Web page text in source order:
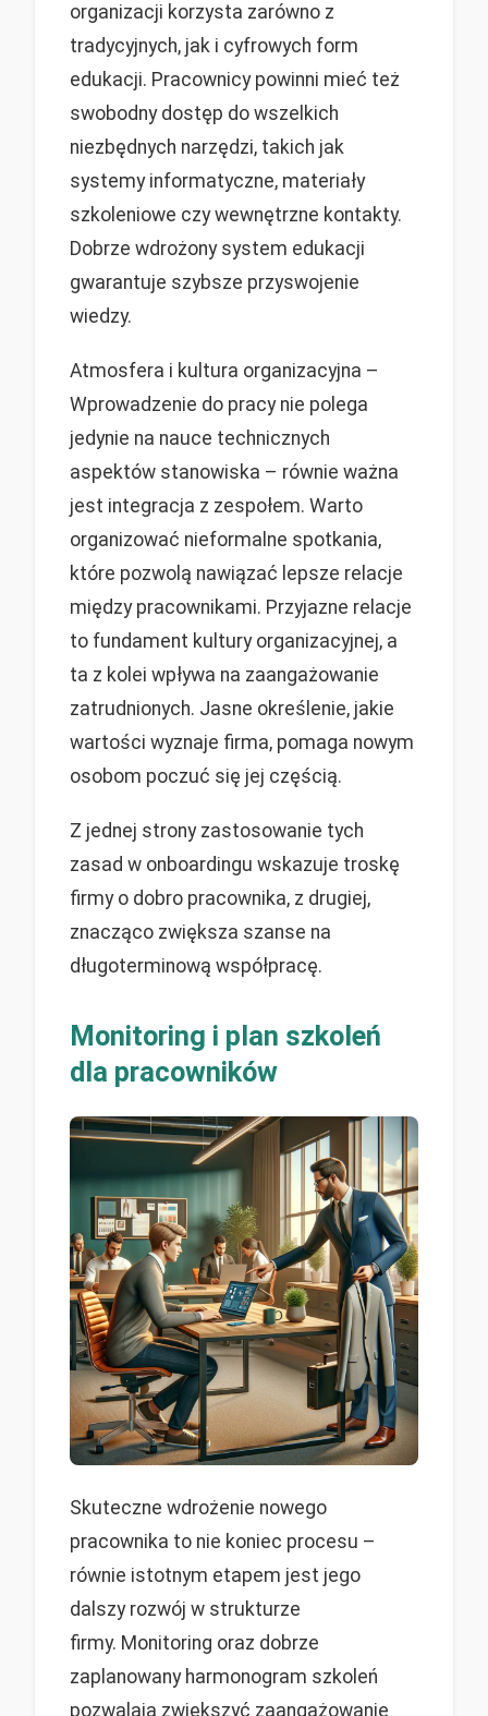
organizacji korzysta zarówno z
tradycyjnych, jak i cyfrowych form
edukacji. Pracownicy powinni mieć też
swobodny dostęp do wszelkich
niezbędnych narzędzi, takich jak
systemy informatyczne, materiały
szkoleniowe czy wewnętrzne kontakty.
Dobrze wdrożony system edukacji
gwarantuje szybsze przyswojenie
wiedzy.
Atmosfera i kultura organizacyjna –
Wprowadzenie do pracy nie polega
jedynie na nauce technicznych
aspektów stanowiska – równie ważna
jest integracja z zespołem. Warto
organizować nieformalne spotkania,
które pozwolą nawiązać lepsze relacje
między pracownikami. Przyjazne relacje
to fundament kultury organizacyjnej, a
ta z kolei wpływa na zaangażowanie
zatrudnionych. Jasne określenie, jakie
wartości wyznaje firma, pomaga nowym
osobom poczuć się jej częścią.
Z jednej strony zastosowanie tych
zasad w onboardingu wskazuje troskę
firmy o dobro pracownika, z drugiej,
znacząco zwiększa szanse na
długoterminową współpracę.
Monitoring i plan szkoleń
dla pracowników
Skuteczne wdrożenie nowego
pracownika to nie koniec procesu –
równie istotnym etapem jest jego
dalszy rozwój w strukturze
firmy. Monitoring oraz dobrze
zaplanowany harmonogram szkoleń
pozwalają zwiększyć zaangażowanie